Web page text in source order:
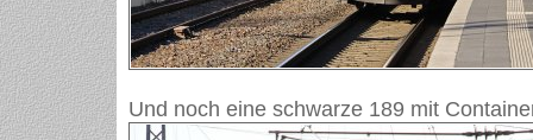
Und noch eine schwarze 189 mit